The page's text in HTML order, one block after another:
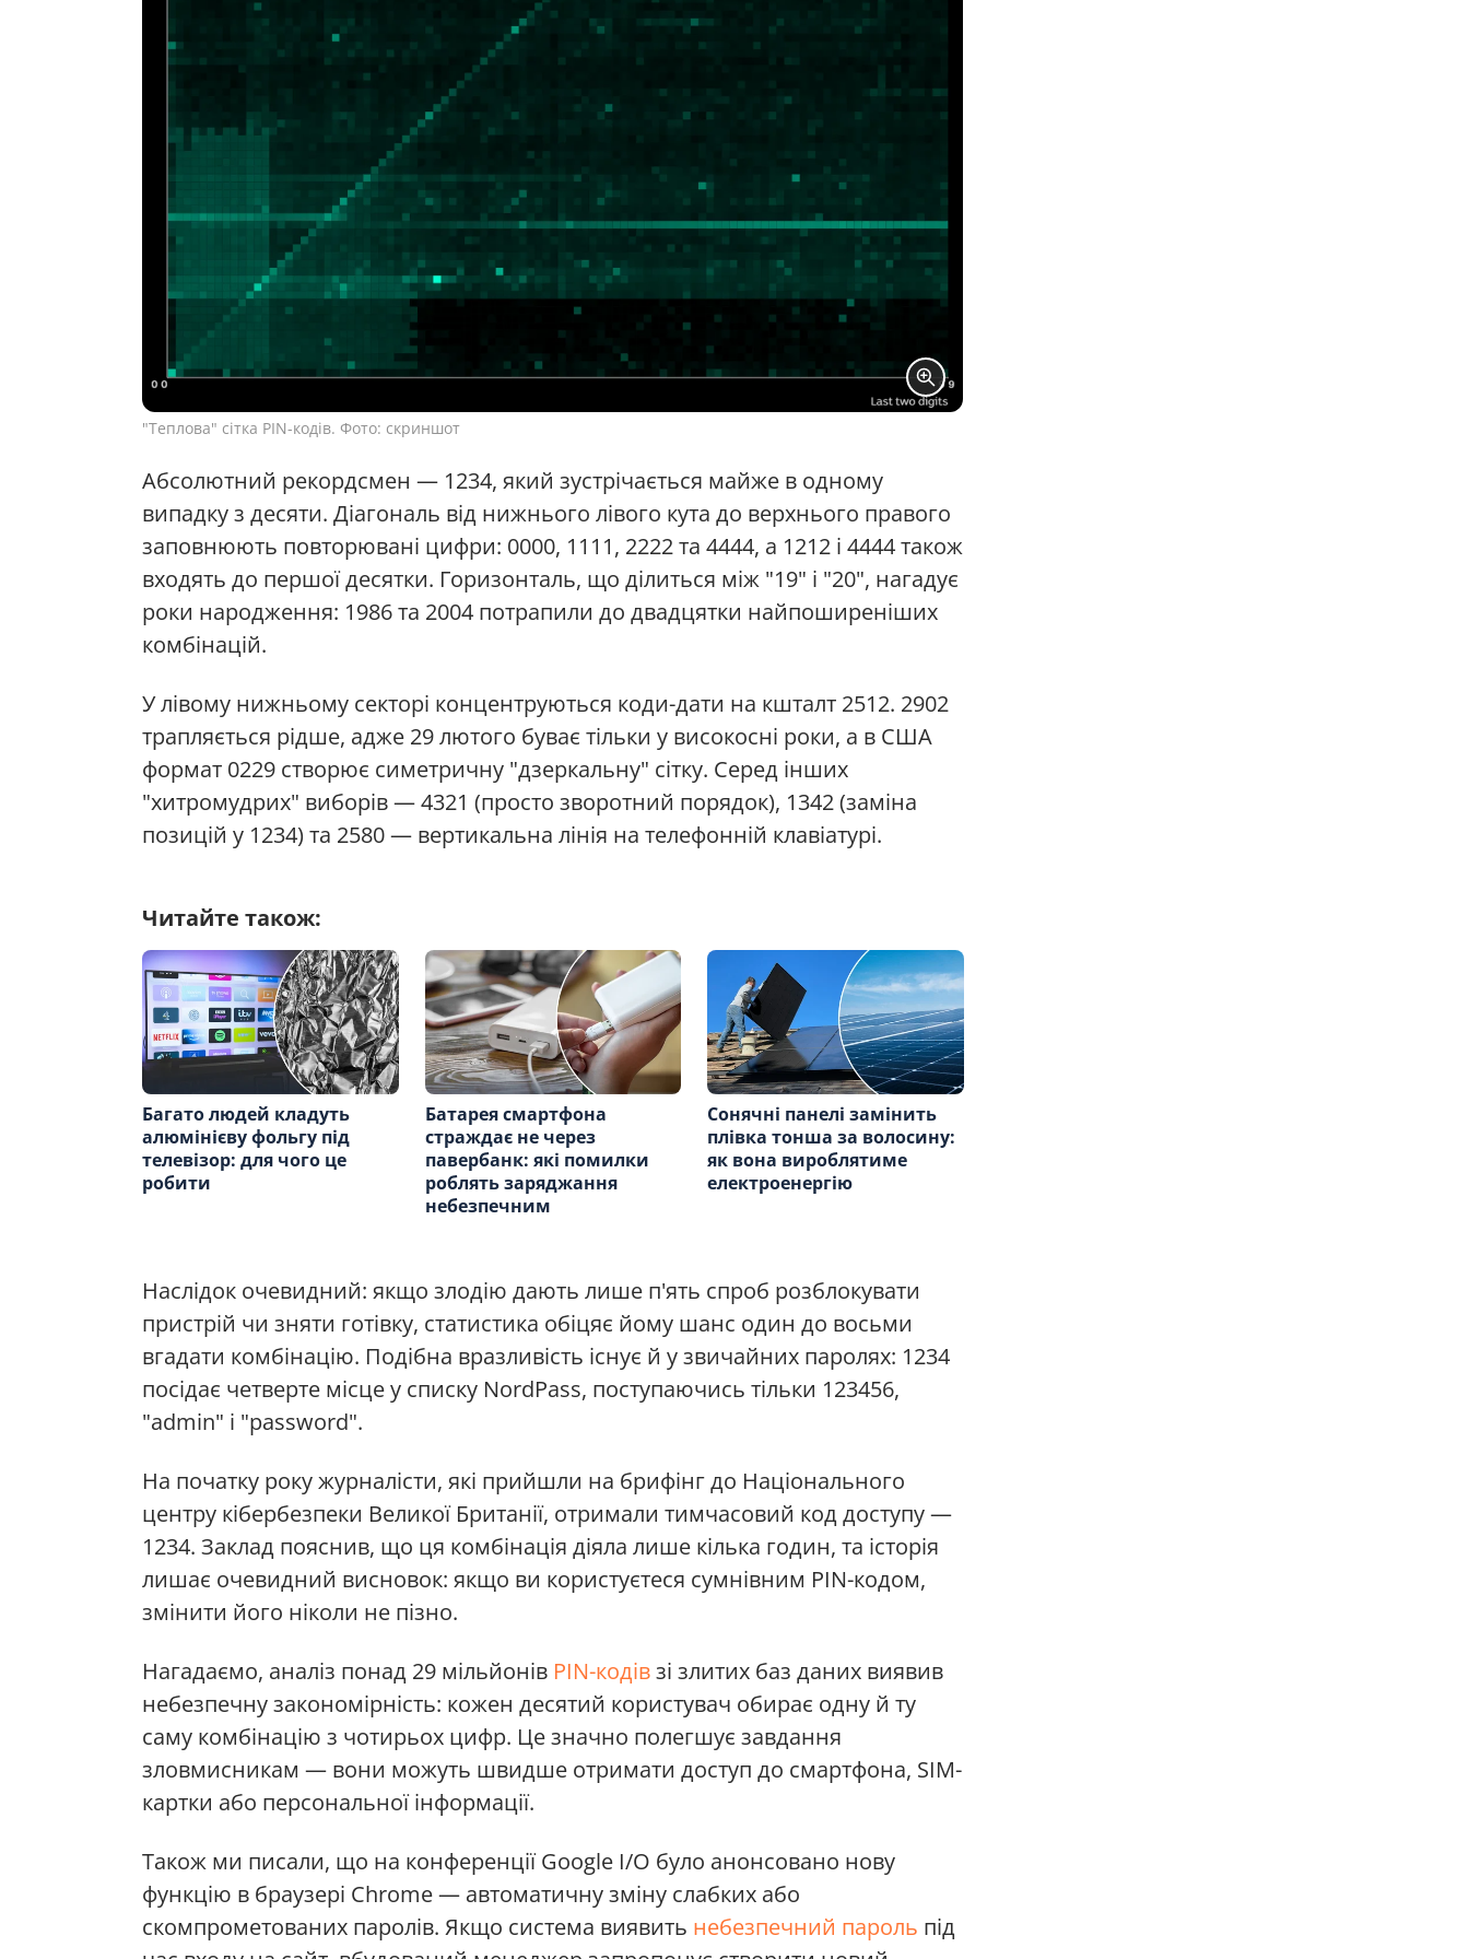
"Теплова" сітка PIN-кодів. Фото: скриншот
Абсолютний рекордсмен — 1234, який зустрічається майже в одному
випадку з десяти. Діагональ від нижнього лівого кута до верхнього правого
заповнюють повторювані цифри: 0000, 1111, 2222 та 4444, а 1212 і 4444 також
входять до першої десятки. Горизонталь, що ділиться між "19" і "20", нагадує
роки народження: 1986 та 2004 потрапили до двадцятки найпоширеніших
комбінацій.
У лівому нижньому секторі концентруються коди-дати на кшталт 2512. 2902
трапляється рідше, адже 29 лютого буває тільки у високосні роки, а в США
формат 0229 створює симетричну "дзеркальну" сітку. Серед інших
"хитромудрих" виборів — 4321 (просто зворотний порядок), 1342 (заміна
позицій у 1234) та 2580 — вертикальна лінія на телефонній клавіатурі.
Читайте також:
Багато людей кладуть
алюмінієву фольгу під
телевізор: для чого це
робити
Батарея смартфона
страждає не через
павербанк: які помилки
роблять заряджання
небезпечним
Сонячні панелі замінить
плівка тонша за волосину:
як вона вироблятиме
електроенергію
Наслідок очевидний: якщо злодію дають лише п'ять спроб розблокувати
пристрій чи зняти готівку, статистика обіцяє йому шанс один до восьми
вгадати комбінацію. Подібна вразливість існує й у звичайних паролях: 1234
посідає четверте місце у списку NordPass, поступаючись тільки 123456,
"admin" і "password".
На початку року журналісти, які прийшли на брифінг до Національного
центру кібербезпеки Великої Британії, отримали тимчасовий код доступу —
1234. Заклад пояснив, що ця комбінація діяла лише кілька годин, та історія
лишає очевидний висновок: якщо ви користуєтеся сумнівним PIN-кодом,
змінити його ніколи не пізно.
Нагадаємо, аналіз понад 29 мільйонів PIN-кодівзі злитих баз даних виявив
небезпечну закономірність: кожен десятий користувач обирає одну й ту
саму комбінацію з чотирьох цифр. Це значно полегшує завдання
зловмисникам — вони можуть швидше отримати доступ до смартфона, SIM-
картки або персональної інформації.
Також ми писали, що на конференції Google I/O було анонсовано нову
функцію в браузері Chrome — автоматичну зміну слабких або
скомпрометованих паролів. Якщо система виявить небезпечний пароль під